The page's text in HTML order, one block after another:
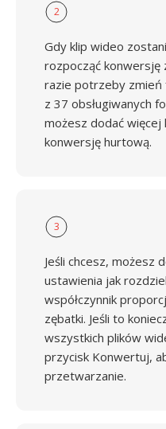
2
Gdy klip wideo
rozpocząć konwersję
razie potrzeby zmień
z 37 obsługiwanych
możesz dodać
konwersję hurtową.
3
Jeśli chcesz, możesz
ustawienia jak
współczynnik
zębatki. Jeśli to
wszystkich plików
przycisk Konwertuj,
przetwarzanie.